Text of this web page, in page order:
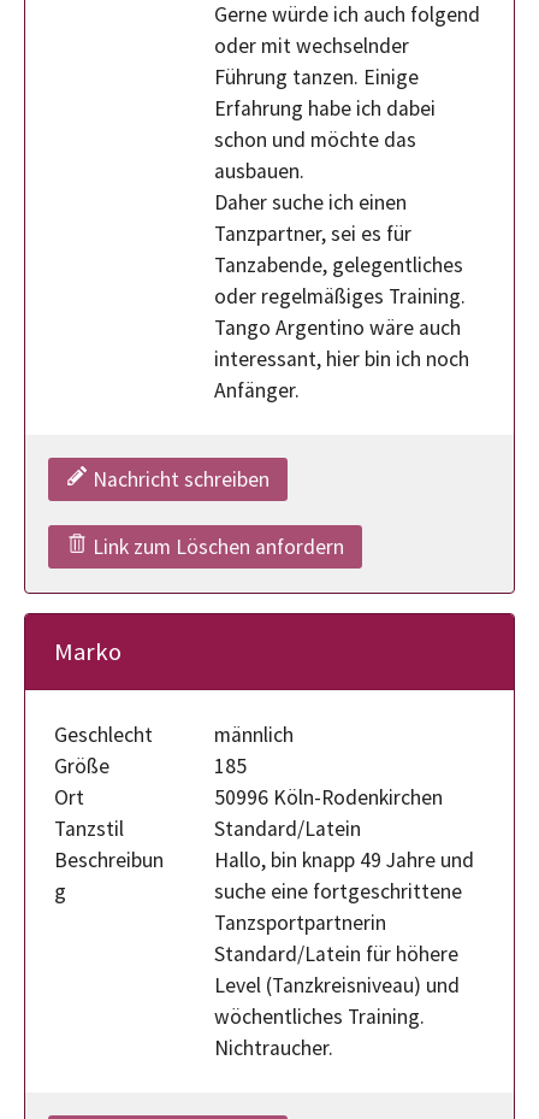
Gerne würde ich auch folgend
oder mit wechselnder
Führung tanzen. Einige
Erfahrung habe ich dabei
schon und möchte das
ausbauen.
Daher suche ich einen
Tanzpartner, sei es für
Tanzabende, gelegentliches
oder regelmäßiges Training.
Tango Argentino wäre auch
interessant, hier bin ich noch
Anfänger.
Nachricht schreiben
Link zum Löschen anfordern
Marko
Geschlecht
männlich
Größe
185
Ort
50996 Köln-Rodenkirchen
Tanzstil
Standard/Latein
Beschreibun
g
Hallo, bin knapp 49 Jahre und
suche eine fortgeschrittene
Tanzsportpartnerin
Standard/Latein für höhere
Level (Tanzkreisniveau) und
wöchentliches Training.
Nichtraucher.